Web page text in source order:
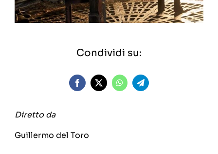
Condividi su:
Diretto da
Guillermo del Toro